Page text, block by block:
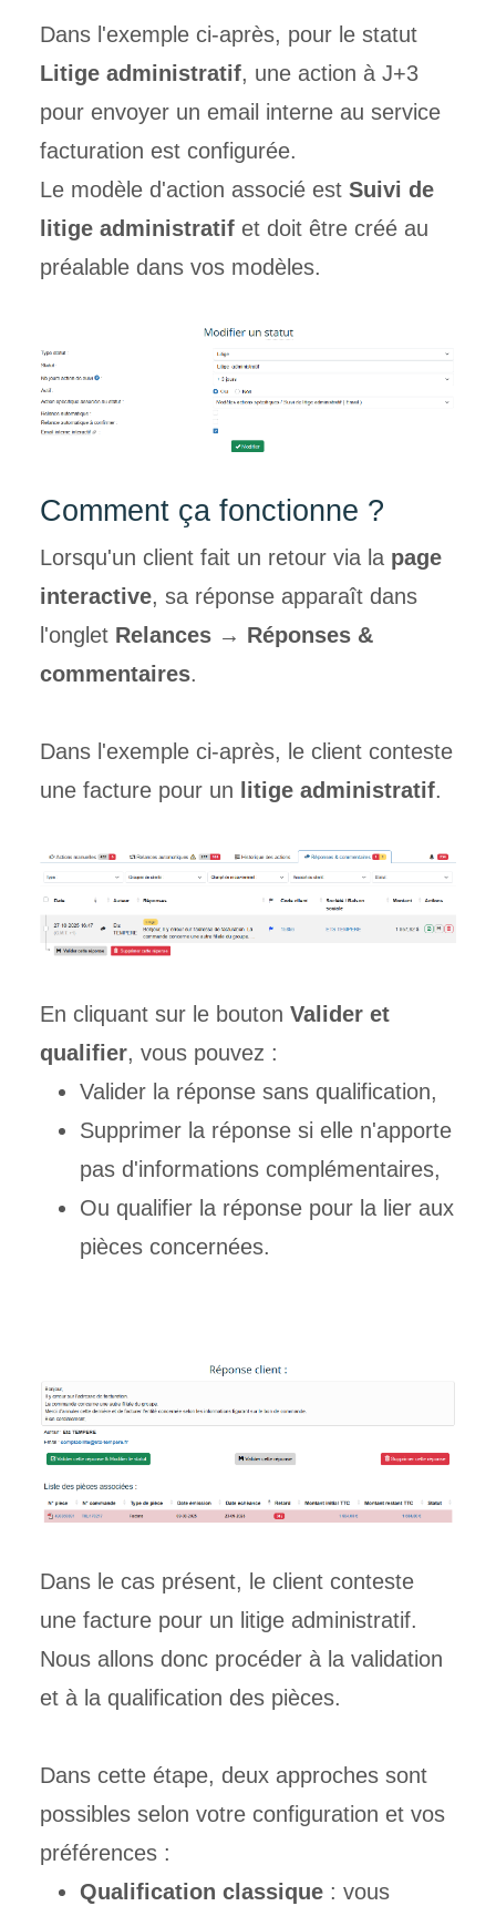
Dans l'exemple ci-après, pour le statut
Litige administratif, une action à J+3
pour envoyer un email interne au service
facturation est configurée.
Le modèle d'action associé est Suivi de
litige administratifet doit être créé au
préalable dans vos modèles.
Comment ça fonctionne ?
Lorsqu'un client fait un retour via la page
interactive, sa réponse apparaît dans
l'onglet Relances → Réponses &
commentaires.
Dans l'exemple ci-après, le client conteste
une facture pour un
litige administratif.
En cliquant sur le bouton Valider et
qualifier, vous pouvez :
Valider la réponse sans qualification,
Supprimer la réponse si elle n'apporte
pas d'informations complémentaires,
Ou qualifier la réponse pour la lier aux
pièces concernées.
Dans le cas présent, le client conteste
une facture pour un litige administratif.
Nous allons donc procéder à la validation
et à la qualification des pièces.
Dans cette étape, deux approches sont
possibles selon votre configuration et vos
préférences :
Qualification classique: vous